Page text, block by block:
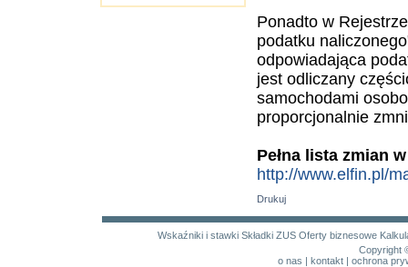
Ponadto w
podatku
odpowiadająca
jest odliczany
samochodami
proporcjonalnie
Pełna lista zmian
http://www.elfin.pl/
Drukuj
Wskaźniki i stawki Składki ZUS Oferty biznesowe
Copyright
o nas | kontakt| ochrona